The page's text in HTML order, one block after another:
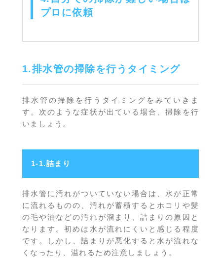
プロに依頼
1.排水管の掃除を行うタイミング
排水管の掃除を行うタイミングをみていきま
す。次のような症状が出ている場合、掃除を行
いましょう。
1-1.詰まり
排水管に汚れがついていない場合は、水が正常
に流れるものの、汚れが蓄積するとホコリや髪
の毛や油などの汚れが溜まり、詰まりの原因と
なります。初めは水が流れにくいと感じる程度
です。しかし、詰まりが悪化すると水が流れな
くなったり、溢れるため注意しましょう。